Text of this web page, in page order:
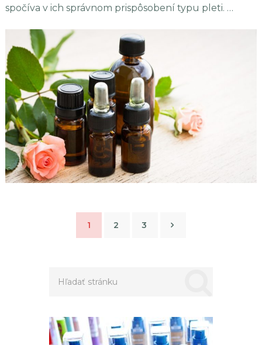
spočíva v ich správnom prispôsobení typu pleti. …
1 2 3